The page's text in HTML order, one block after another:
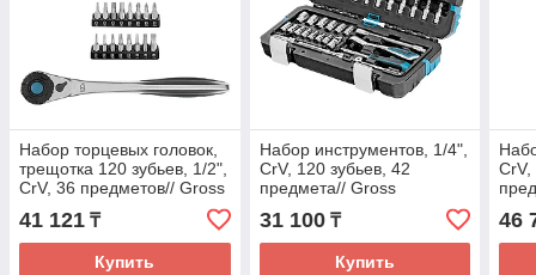
Набор торцевых головок,
трещотка 120 зубьев, 1/2",
CrV, 36 предметов// Gross
41 121 ₸
Купить
Набор инструментов, 1/4",
CrV, 120 зубьев, 42
предмета// Gross
31 100₸
Купить
CrV,
46